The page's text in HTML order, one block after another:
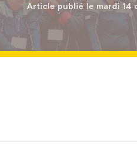
Article publié le mardi 14